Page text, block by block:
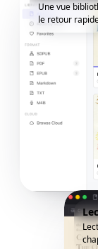
Une vue
le retour